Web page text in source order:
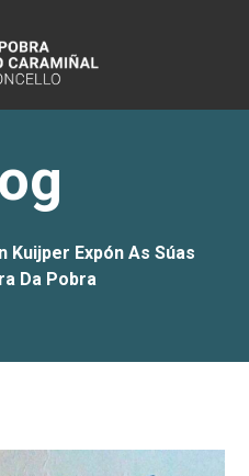
Kuijper Expón As Súas
Da Pobra